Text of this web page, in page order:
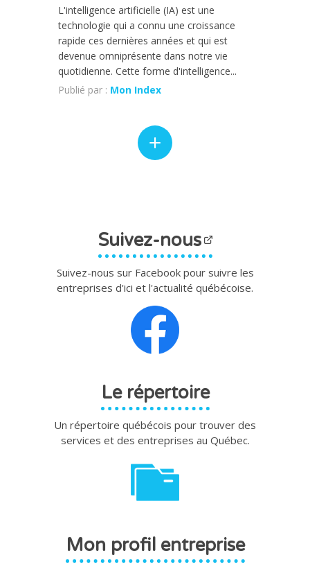
L'intelligence artificielle (IA) est une
technologie qui a connu une croissance
rapide ces dernières années et qui est
devenue omniprésente dans notre vie
quotidienne. Cette forme d'intelligence...
Publié par : Mon Index
Suivez-nous
Suivez-nous sur Facebook pour suivre les
entreprises d'ici et l'actualité québécoise.
Le répertoire
Un répertoire québécois pour trouver des
services et des entreprises au Québec.
Mon profil entreprise